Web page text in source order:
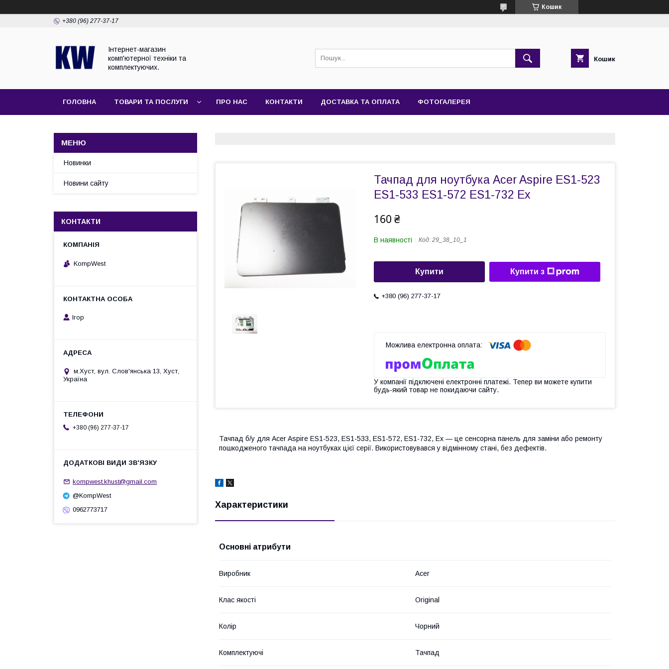
Кошик
+380 (96) 277-37-17
Інтернет-магазин
комп'ютерної техніки та
комплектуючих.
Кошик
ГОЛОВНА ТОВАРИ ТА ПОСЛУГИ ПРО НАС КОНТАКТИ ДОСТАВКА ТА ОПЛАТА ФОТОГАЛЕРЕЯ
Тачпад для ноутбука Acer Aspire ES1-523
ES1-533 ES1-572 ES1-732 Ex
160 ₴
В наявності Код: 29_38_10_1
Купити Купити з
+380 (96) 277-37-17
У компанії підключені електронні платежі. Тепер ви можете купити
будь-який товар не покидаючи сайту.
Тачпад б/у для Acer Aspire ES1-523, ES1-533, ES1-572, ES1-732, Ex — це сенсорна панель для заміни або ремонту
пошкодженого тачпада на ноутбуках цієї серії. Використовувався у відмінному стані, без дефектів.
Характеристики
Основні атрибути
Виробник Acer
Клас якості Original
Колір Чорний
Комплектуючі Тачпад
Новинки
Новини сайту
КОНТАКТИ
KompWest
Ігор
м.Хуст, вул. Слов'янська 13, Хуст,
Україна
+380 (96) 277-37-17
kompwest.khust@gmail.com
@KompWest
0962773717